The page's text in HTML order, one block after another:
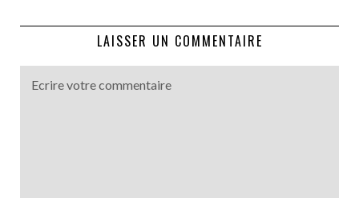
LAISSER UN COMMENTAIRE